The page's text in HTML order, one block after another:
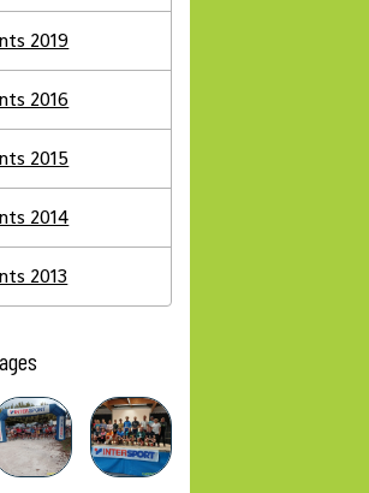
2019
2016
2015
2014
2013